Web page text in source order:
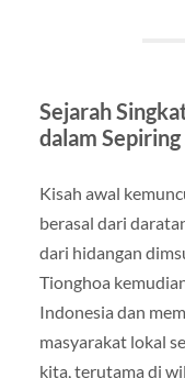
Sejarah
dalam
Kisah awal
berasal dari
dari hidangan
Tionghoa
Indonesia dan
masyarakat lokal
kita, terutama di